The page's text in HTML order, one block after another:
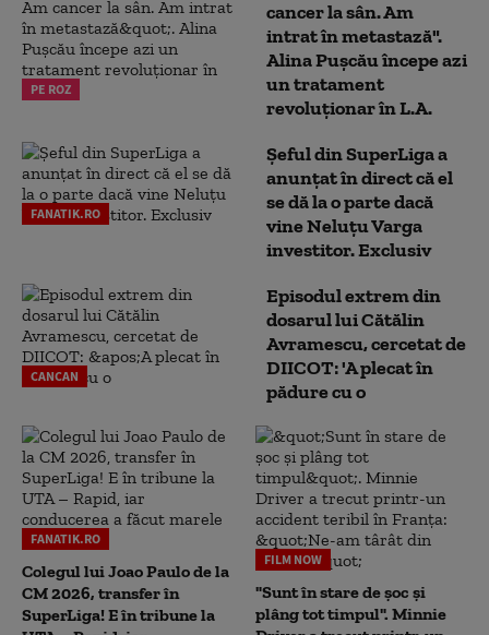
PE ROZ
cancer la sân. Am
intrat în metastază".
Alina Pușcău începe azi
un tratament
revoluționar în L.A.
FANATIK.RO
Șeful din SuperLiga a
anunțat în direct că el
se dă la o parte dacă
vine Neluțu Varga
investitor. Exclusiv
CANCAN
Episodul extrem din
dosarul lui Cătălin
Avramescu, cercetat de
DIICOT: 'A plecat în
pădure cu o
FANATIK.RO
Colegul lui Joao Paulo de la
CM 2026, transfer în
SuperLiga! E în tribune la
FILM NOW
"Sunt în stare de șoc și
plâng tot timpul". Minnie